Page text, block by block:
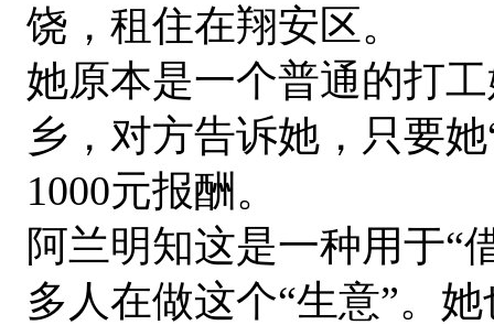
饶，租住在翔安区。
她原本是一个普通的打
乡，对方告诉她，只要
1000元报酬。
阿兰明知这是一种用于“
多人在做这个“生意”。